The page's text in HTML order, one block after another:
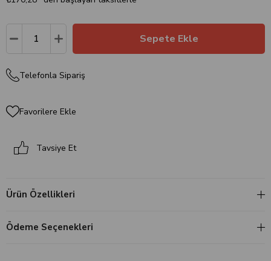
Telefonla Sipariş
Favorilere Ekle
Tavsiye Et
Ürün Özellikleri
Ödeme Seçenekleri